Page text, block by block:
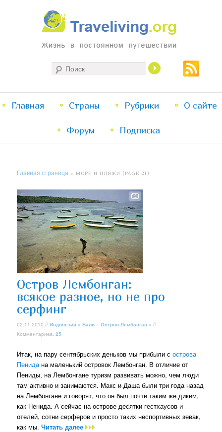
Traveliving
Жизнь в постоянном путешествии
меню
Перейти
к
Перейти
к
Главная Страны Рубрики О сайте
Форум Подписка
Главная страница » МОРЕ И ПЛЯЖИ (PAGE 21)
Остров Лембонган:
всякое разное, но не про
серфинг
02.11.2010 //Индонезия »Бали »Остров Лембонган » //
Комментариев:25
Итак, на пару сентябрьских деньков мы прибыли сострова
Пенида на маленький островок Лембонган. В отличие от
Пениды, на Лембонгане туризм развивать можно, чем люди
там активно и занимаются. Макс и Даша были три года назад
на Лембонгане и говорят, что он был почти таким же диким,
как Пенида. А сейчас на острове десятки гестхаусов и
отелей, сотни серферов и просто таких неспортивных зевак,
как мы.Читать далее